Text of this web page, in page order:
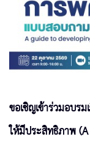
ขอเชิญเข้าร่วมอบ
ให้มีประสิทธิภาพ